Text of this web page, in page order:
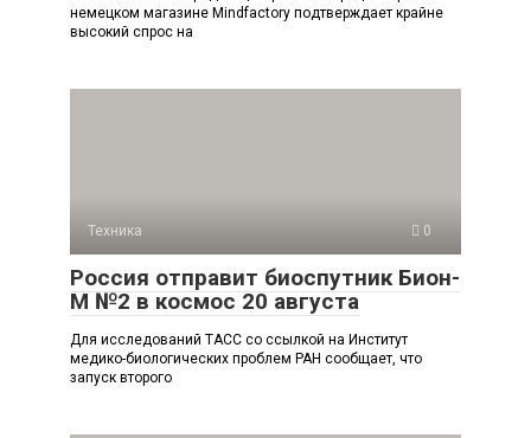
немецком магазине Mindfactory подтверждает крайне
высокий спрос на
Техника 0
Россия отправит биоспутник Бион-
М №2 в космос 20 августа
Для исследований ТАСС со ссылкой на Институт
медико-биологических проблем РАН сообщает, что
запуск второго